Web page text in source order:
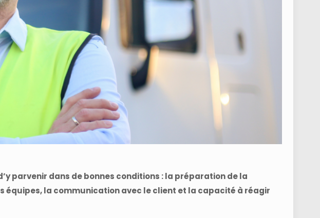
parvenir dans de bonnes conditions : la préparation de la
équipes, la communication avec le client et la capacité à réagir